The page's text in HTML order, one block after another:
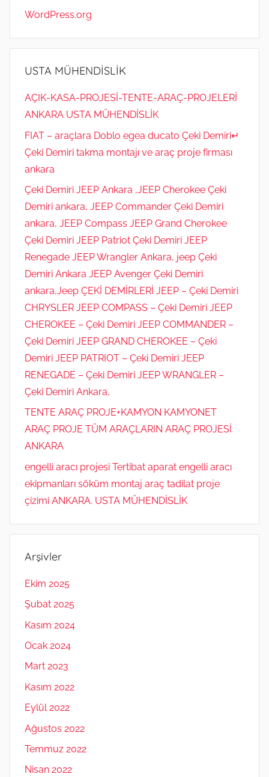
WordPress.org
USTA MÜHENDİSLİK
AÇIK-KASA-PROJESİ-TENTE-ARAÇ-PROJELERİ
ANKARA USTA MÜHENDİSLİK
FIAT – araçlara Doblo egea ducato Çeki Demiri↵
Çeki Demiri takma montajı ve araç proje firması
ankara
Çeki Demiri JEEP Ankara ,JEEP Cherokee Çeki
Demiri ankara, JEEP Commander Çeki Demiri
ankara, JEEP Compass JEEP Grand Cherokee
Çeki Demiri JEEP Patriot Çeki Demiri JEEP
Renegade JEEP Wrangler Ankara, jeep Çeki
Demiri Ankara JEEP Avenger Çeki Demiri
ankara,Jeep ÇEKİ DEMİRLERİ JEEP – Çeki Demiri
CHRYSLER JEEP COMPASS – Çeki Demiri JEEP
CHEROKEE – Çeki Demiri JEEP COMMANDER –
Çeki Demiri JEEP GRAND CHEROKEE – Çeki
Demiri JEEP PATRIOT – Çeki Demiri JEEP
RENEGADE – Çeki Demiri JEEP WRANGLER –
Çeki Demiri Ankara,
TENTE ARAÇ PROJE+KAMYON KAMYONET
ARAÇ PROJE TÜM ARAÇLARIN ARAÇ PROJESİ
ANKARA
engelli aracı projesi Tertibat aparat engelli aracı
ekipmanları söküm montaj araç tadilat proje
çizimi ANKARA. USTA MÜHENDİSLİK
Arşivler
Ekim 2025
Şubat 2025
Kasım 2024
Ocak 2024
Mart 2023
Kasım 2022
Eylül 2022
Ağustos 2022
Temmuz 2022
Nisan 2022